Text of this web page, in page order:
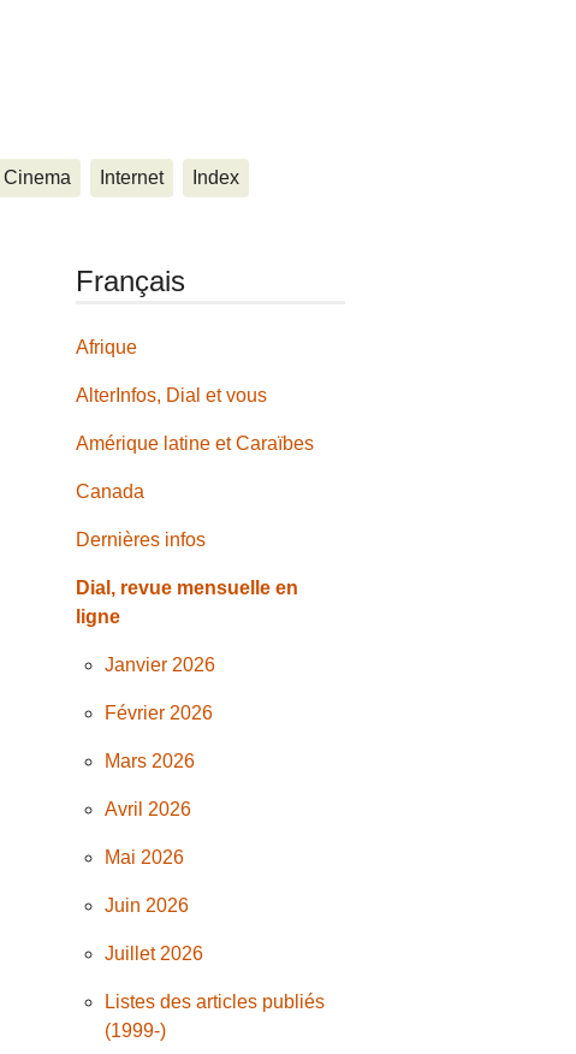
Cinema Internet Index
Français
Afrique
AlterInfos, Dial et vous
Amérique latine et Caraïbes
Canada
Dernières infos
Dial, revue mensuelle en
ligne
Janvier 2026
Février 2026
Mars 2026
Avril 2026
Mai 2026
Juin 2026
Juillet 2026
Listes des articles publiés
(1999-)